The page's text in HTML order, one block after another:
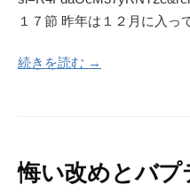
１７節 昨年は１２月に入っ
続きを読む →
悔い改めとバプ